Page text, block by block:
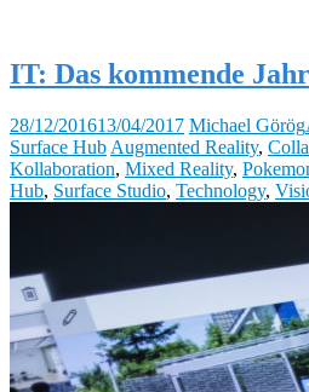
IT: Das kommende
28/12/201613/04/2017 Michael Görög
Surface Hub Augmented Reality,
Kollaboration, Mixed Reality,
Hub, Surface Studio, Technology,